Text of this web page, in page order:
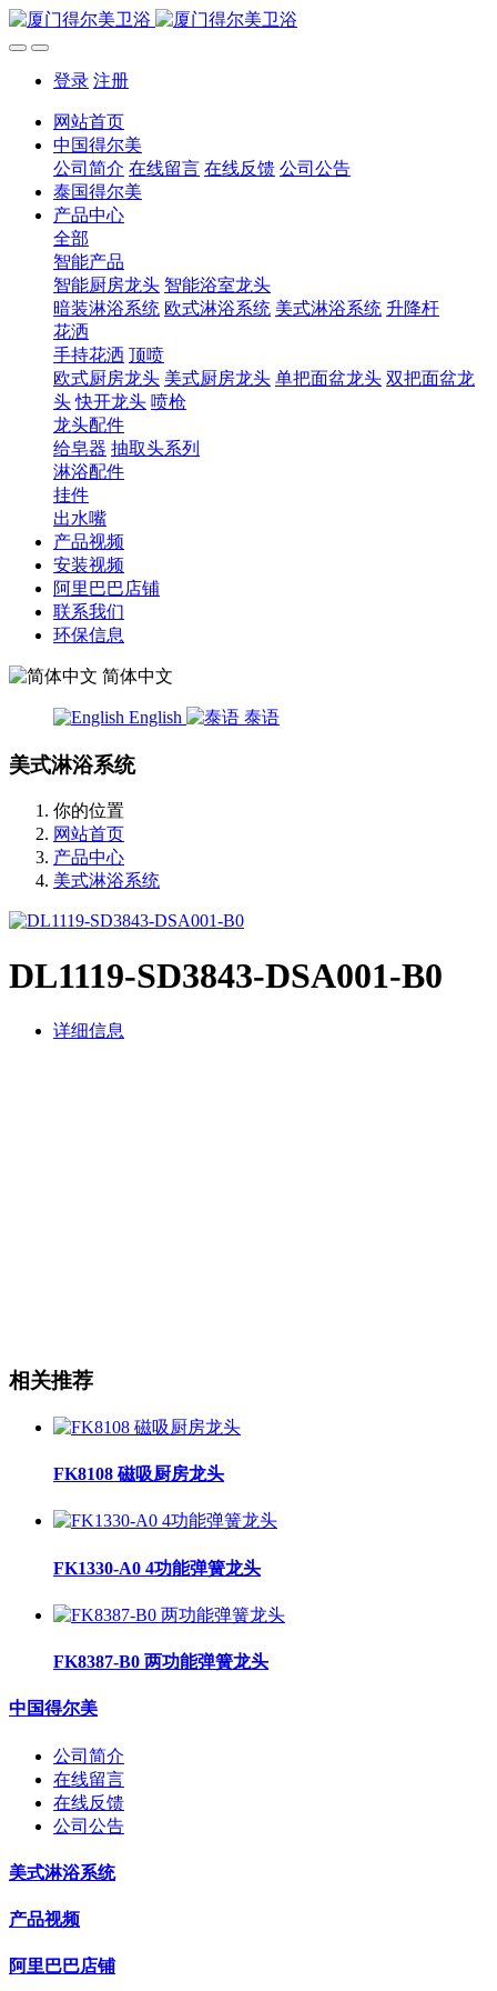
登录 注册
网站首页
中国得尔美
公司简介 在线留言 在线反馈 公司公告
泰国得尔美
产品中心
全部
智能产品
智能厨房龙头 智能浴室龙头
暗装淋浴系统 欧式淋浴系统 美式淋浴系统 升降杆
花洒
手持花洒 顶喷
欧式厨房龙头 美式厨房龙头 单把面盆龙头 双把面盆龙
头 快开龙头 喷枪
龙头配件
给皂器 抽取头系列
淋浴配件
挂件
出水嘴
产品视频
安装视频
阿里巴巴店铺
联系我们
环保信息
简体中文
English 泰语
美式淋浴系统
你的位置
网站首页
产品中心
美式淋浴系统
DL1119-SD3843-DSA001-B0
详细信息
相关推荐
FK8108 磁吸厨房龙头
FK1330-A0 4功能弹簧龙头
FK8387-B0 两功能弹簧龙头
中国得尔美
公司简介
在线留言
在线反馈
公司公告
美式淋浴系统
产品视频
阿里巴巴店铺